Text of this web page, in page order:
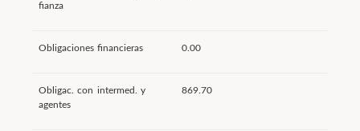
fianza
Obligaciones financieras 0.00
Obligac. con intermed. y
agentes
869.70